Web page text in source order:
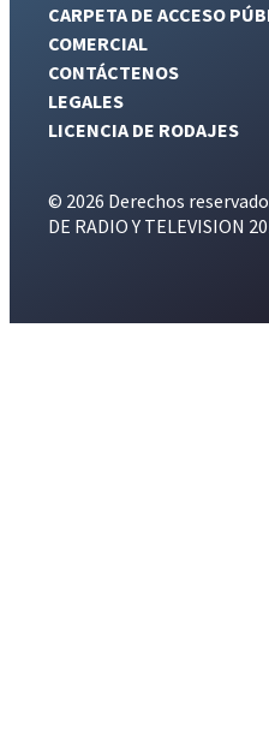
CARPETA DE ACCESO
COMERCIAL
CONTÁCTENOS
LEGALES
LICENCIA DE RODAJES
© 2026 Derechos
DE RADIO Y TELEVISION